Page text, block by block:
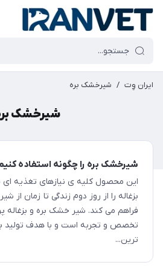
ایران وِت / شیرخشک بره
شیرخشک
شیرخشک بره را چگونه استفاده
این محصول کلیه ی نیازهای تغذیه ای
بزغاله را از روز دوم زندگی تا زمان از
فراهم می کند. شیر خشک بره و بزغاله
تخصص و تجربه است و با هدف تولید
ترین...